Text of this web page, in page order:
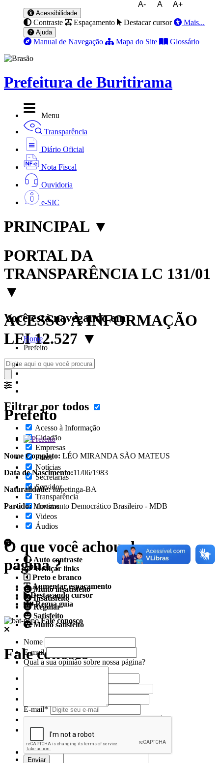
A- A A+
Acessibilidade
Contraste Espaçamento Destacar cursor Mais...
Ajuda
Manual de Navegação Mapa do Site Glossário
Prefeitura de Buritirama
Menu
Transparência
Diário Oficial
Nota Fiscal
Ouvidoria
e-SIC
PRINCIPAL ▼
PORTAL DA
TRANSPARÊNCIA LC 131/01
▼
ACESSO À INFORMAÇÃO
LEI 12.527 ▼
Filtrar por todos
Acesso à Informação
Cidadão
Empresas
Fotos
Notícias
Secretarias
Servidor
Transparência
Turistas
Videos
Áudios
Auto contraste
Realçar links
Preto e branco
Aumentar espaçamento
Destacando cursor
Regua guia
Fale conosco
Fale conosco
E-mail*
Cidade/Estado
Assunto*
Você está navegando em:
Home
Prefeito
Prefeito
Nome Completo: LÉO MIRANDA SÃO MATEUS
Data de Nascimento:11/06/1983
Naturalidade:Itapetinga-BA
Partido:Movimento Democrático Brasileiro - MDB
O que você achou da nossa
página ?
Muito insatisfeito
Insatisfeito
Regular
Satisfeito
Muito satisfeito
Nome
E-mail
Qual a sua opinião sobre nossa página?